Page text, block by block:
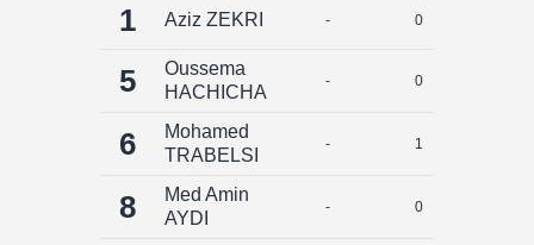
1 Aziz ZEKRI - 0
5
Oussema
HACHICHA
- 0
6
Mohamed
TRABELSI
- 1
8
Med Amin
AYDI
- 0